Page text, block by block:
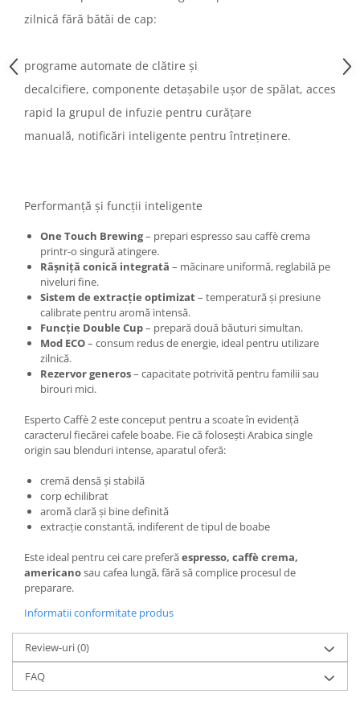
zilnică fără bătăi de cap:
programe automate de clătire și
decalcifiere, componente detașabile ușor de spălat, acces
rapid la grupul de infuzie pentru curățare
manuală, notificări inteligente pentru întreținere.
Performanță și funcții inteligente
One Touch Brewing– prepari espresso sau caffè crema
printr-o singură atingere.
Râșniță conică integrată – măcinare uniformă, reglabilă pe
niveluri fine.
Sistem de extracție optimizat– temperatură și presiune
calibrate pentru aromă intensă.
Funcție Double Cup– prepară două băuturi simultan.
Mod ECO– consum redus de energie, ideal pentru utilizare
zilnică.
Rezervor generos– capacitate potrivită pentru familii sau
birouri mici.
Esperto Caffè 2 este conceput pentru a scoate în evidență
caracterul fiecărei cafele boabe. Fie că folosești Arabica single
origin sau blenduri intense, aparatul oferă:
cremă densă și stabilă
corp echilibrat
aromă clară și bine definită
extracție constantă, indiferent de tipul de boabe
Este ideal pentru cei care preferăespresso, caffè crema,
americanosau cafea lungă, fără să complice procesul de
preparare.
Informatii conformitate produs
Review-uri(0)
FAQ